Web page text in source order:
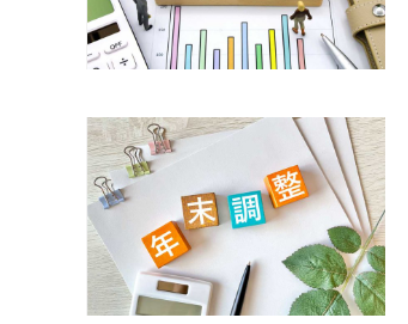
お問い合わせ
運営会社